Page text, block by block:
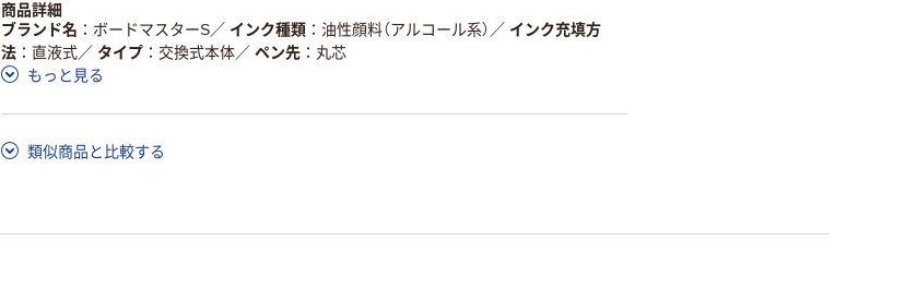
商品詳細
ブランド名
ボードマスターS／ インク種類 油性顔料（アルコール系） ／ インク充填方
法
直液式／ タイプ 交換式本体／ ペン先
丸芯
もっと見る
類似商品と比較する